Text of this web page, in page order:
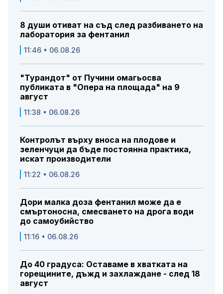
8 души отиват на съд след разбиването на
лаборатория за фентанил
11:46 • 06.08.26
"Турандот" от Пучини омагьосва
публиката в "Опера на площада" на 9
август
11:38 • 06.08.26
Контролът върху вноса на плодове и
зеленчуци да бъде постоянна практика,
искат производители
11:22 • 06.08.26
Дори малка доза фентанил може да е
смъртоносна, смесването на дрога води
до самоубийство
11:16 • 06.08.26
До 40 градуса: Оставаме в хватката на
горещините, дъжд и захлаждане - след 18
август